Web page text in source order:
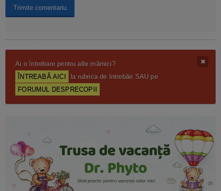
Ai o întrebare pentru alte mămici?
ÎNTREABĂ AICI
la rubrica de întrebări SAU pe
FORUMUL DESPRECOPII